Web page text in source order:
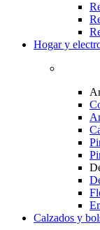
Hogar y
Calzados y